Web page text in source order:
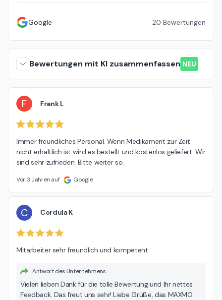
Google 20 Bewertungen
Bewertungen mit KI zusammenfassen NEU
F Frank L
Immer freundliches Personal. Wenn Medikament zur Zeit
nicht erhältlich ist wird es bestellt und kostenlos geliefert. Wir
sind sehr zufrieden. Bitte weiter so.
Vor 3 Jahren auf Google
C Cordula K
Mitarbeiter sehr freundlich und kompetent
Antwort des Unternehmens
Vielen lieben Dank für die tolle Bewertung und Ihr nettes
Feedback. Das freut uns sehr! Liebe Grüße, das MAXMO